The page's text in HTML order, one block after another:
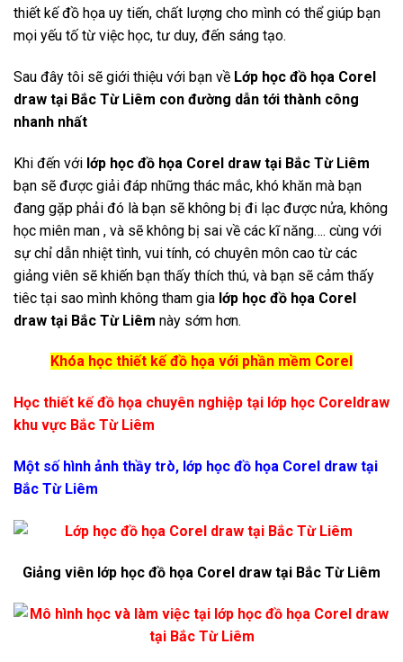
thiết kế đồ họa uy tiến, chất lượng cho mình có thể giúp bạn
mọi yếu tố từ việc học, tư duy, đến sáng tạo.
Sau đây tôi sẽ giới thiệu với bạn về Lớp học đồ họa Corel
draw tại Bắc Từ Liêm con đường dẫn tới thành công
nhanh nhất
Khi đến với lớp học đồ họa Corel draw tại Bắc Từ Liêm
bạn sẽ được giải đáp những thác mắc, khó khăn mà bạn
đang gặp phải đó là bạn sẽ không bị đi lạc được nửa, không
học miên man , và sẽ không bị sai về các kĩ năng…. cùng với
sự chỉ dẫn nhiệt tình, vui tính, có chuyên môn cao từ các
giảng viên sẽ khiến bạn thấy thích thú, và bạn sẽ cảm thấy
tiêc tại sao mình không tham gia lớp học đồ họa Corel
draw tại Bắc Từ Liêm này sớm hơn.
Khóa học thiết kế đồ họa với phần mềm Corel
Học thiết kế đồ họa chuyên nghiệp tại lớp học Coreldraw
khu vực Bắc Từ Liêm
Một số hình ảnh thầy trò, lớp học đồ họa Corel draw tại
Bắc Từ Liêm
Giảng viên lớp học đồ họa Corel draw tại Bắc Từ Liêm